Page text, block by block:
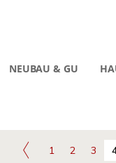
NEUBAU & GU
1 2 3